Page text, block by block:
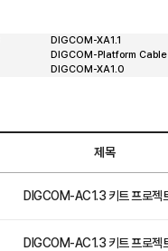
DIGCOM-XA1.1
DIGCOM-Platform Cable
DIGCOM-XA1.0
제목
DIGCOM-AC1.3
DIGCOM-AC1.3